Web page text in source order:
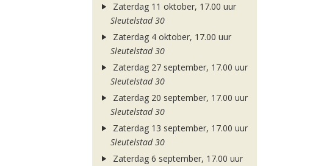
Zaterdag 11 oktober, 17.00 uur
Sleutelstad 30
Zaterdag 4 oktober, 17.00 uur
Sleutelstad 30
Zaterdag 27 september, 17.00 uur
Sleutelstad 30
Zaterdag 20 september, 17.00 uur
Sleutelstad 30
Zaterdag 13 september, 17.00 uur
Sleutelstad 30
Zaterdag 6 september, 17.00 uur